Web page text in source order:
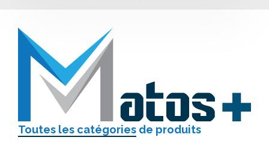
Toutes les catégories de produits